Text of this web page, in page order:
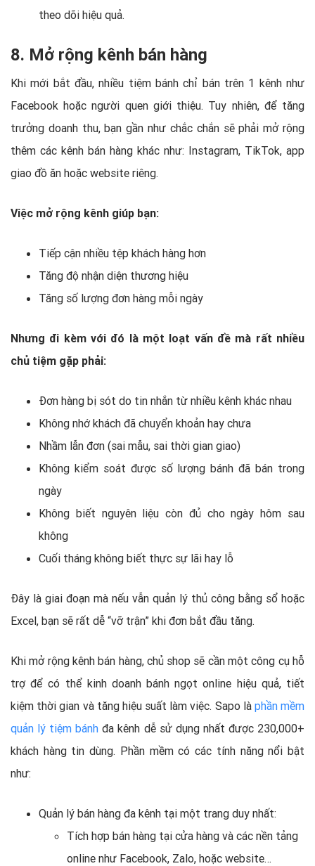
theo dõi hiệu quả.
8. Mở rộng kênh bán hàng
Khi mới bắt đầu, nhiều tiệm bánh chỉ bán trên 1 kênh như
Facebook hoặc người quen giới thiệu. Tuy nhiên, để tăng
trưởng doanh thu, bạn gần như chắc chắn sẽ phải mở rộng
thêm các kênh bán hàng khác như: Instagram, TikTok, app
giao đồ ăn hoặc website riêng.
Việc mở rộng kênh giúp bạn:
Tiếp cận nhiều tệp khách hàng hơn
Tăng độ nhận diện thương hiệu
Tăng số lượng đơn hàng mỗi ngày
Nhưng đi kèm với đó là một loạt vấn đề mà rất nhiều
chủ tiệm gặp phải:
Đơn hàng bị sót do tin nhắn từ nhiều kênh khác nhau
Không nhớ khách đã chuyển khoản hay chưa
Nhầm lẫn đơn (sai mẫu, sai thời gian giao)
Không kiểm soát được số lượng bánh đã bán trong
ngày
Không biết nguyên liệu còn đủ cho ngày hôm sau
không
Cuối tháng không biết thực sự lãi hay lỗ
Đây là giai đoạn mà nếu vẫn quản lý thủ công bằng sổ hoặc
Excel, bạn sẽ rất dễ “vỡ trận” khi đơn bắt đầu tăng.
Khi mở rộng kênh bán hàng, chủ shop sẽ cần một công cụ hỗ
trợ để có thể kinh doanh bánh ngọt online hiệu quả, tiết
kiệm thời gian và tăng hiệu suất làm việc. Sapo là phần mềm
quản lý tiệm bánh đa kênh dễ sử dụng nhất được 230,000+
khách hàng tin dùng. Phần mềm có các tính năng nổi bật
như:
Quản lý bán hàng đa kênh tại một trang duy nhất:
Tích hợp bán hàng tại cửa hàng và các nền tảng
online như Facebook, Zalo, hoặc website…